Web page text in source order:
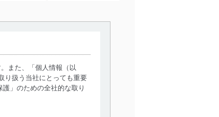
また、「個人情報（以
り扱う当社にとっても重要
」のための全社的な取り